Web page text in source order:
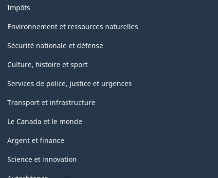
Impôts
Environnement et ressources naturelles
Sécurité nationale et défense
Culture, histoire et sport
Services de police, justice et urgences
Transport et infrastructure
Le Canada et le monde
Argent et finance
Science et innovation